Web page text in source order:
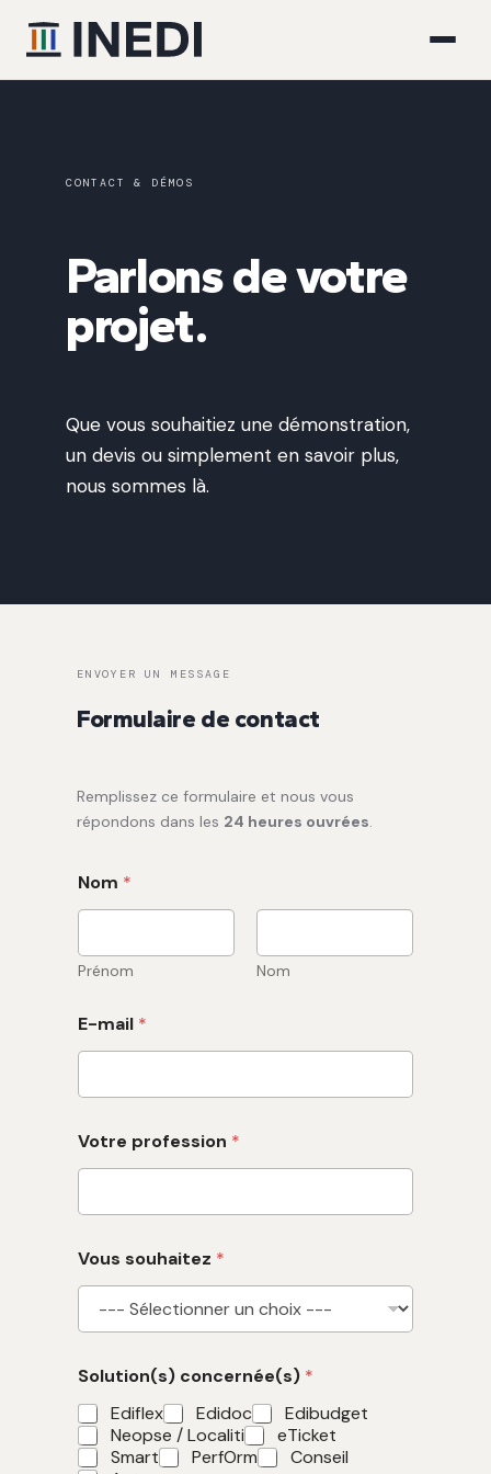
CONTACT & DÉMOS
Parlons de votre
projet.
Que vous souhaitiez une démonstration,
un devis ou simplement en savoir plus,
nous sommes là.
ENVOYER UN MESSAGE
Formulaire de contact
Remplissez ce formulaire et nous vous
répondons dans les 24 heures ouvrées.
Nom *
Prénom Nom
E-mail *
Votre profession *
Vous souhaitez *
Solution(s) concernée(s) *
Ediflex
Edidoc
Edibudget
Neopse / Localiti
eTicket
Smart
PerfOrm
Conseil